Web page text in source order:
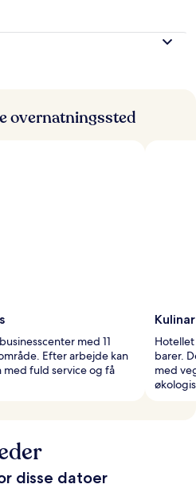
overnatningssted
med 11
Efter arbejde kan
fuld service og få
Hotellet
barer.
med
disse datoer